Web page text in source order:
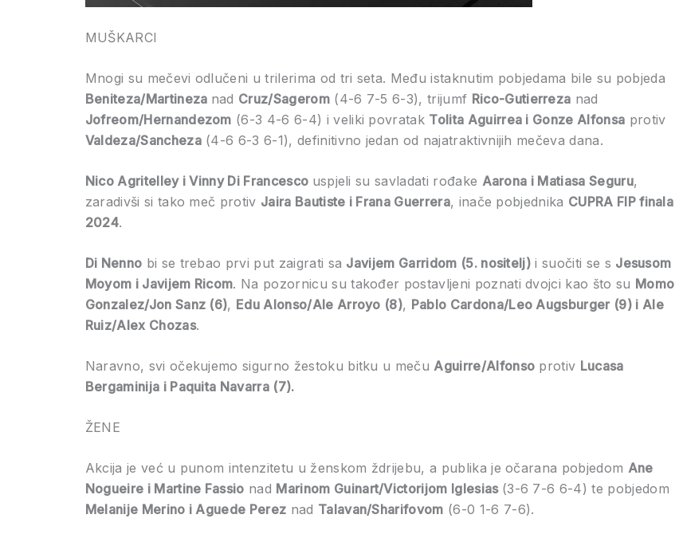
MUŠKARCI
Mnogi su mečevi odlučeni u trilerima od tri seta. Među istaknutim pobjedama bile su pobjeda
Beniteza/Martineza nad Cruz/Sagerom(4-6 7-5 6-3), trijumf Rico-Gutierreza nad
Jofreom/Hernandezom (6-3 4-6 6-4) i veliki povratak Tolita Aguirrea i Gonze Alfonsa protiv
Valdeza/Sancheza(4-6 6-3 6-1), definitivno jedan od najatraktivnijih mečeva dana.
Nico Agritelley i Vinny Di Francesco uspjeli su savladati rođake Aarona i Matiasa Seguru,
zaradivši si tako meč protiv Jaira Bautiste i Frana Guerrera, inače pobjednika CUPRA FIP finala
2024.
Di Nenno bi se trebao prvi put zaigrati sa Javijem Garridom (5. nositelj) i suočiti se s Jesusom
Moyom i Javijem Ricom. Na pozornicu su također postavljeni poznati dvojci kao što su Momo
Gonzalez/Jon Sanz (6), Edu Alonso/Ale Arroyo (8), Pablo Cardona/Leo Augsburger (9) i Ale
Ruiz/Alex Chozas.
Naravno, svi očekujemo sigurno žestoku bitku u meču Aguirre/Alfonso protiv Lucasa
Bergaminija i Paquita Navarra (7).
ŽENE
Akcija je već u punom intenzitetu u ženskom ždrijebu, a publika je očarana pobjedom Ane
Nogueire i Martine Fassio nad Marinom Guinart/Victorijom Iglesias (3-6 7-6 6-4) te pobjedom
Melanije Merino i Aguede Perez nad Talavan/Sharifovom (6-0 1-6 7-6).